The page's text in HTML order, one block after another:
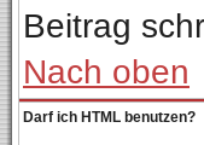
Beitrag
Nach oben
Darf ich HTML benutzen?